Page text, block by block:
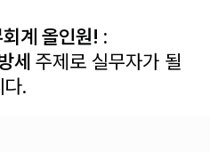
계 올인원! :
세 주제로 실무자가 될
.